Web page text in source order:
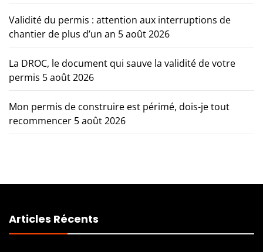
Validité du permis : attention aux interruptions de
chantier de plus d’un an 5 août 2026
La DROC, le document qui sauve la validité de votre
permis 5 août 2026
Mon permis de construire est périmé, dois-je tout
recommencer 5 août 2026
Articles Récents